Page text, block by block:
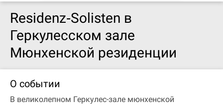
Residenz‐Solisten в
Геркулесском зале
Мюнхенской резиденции
О событии
В великолепном Геркулес-зале мюнхенской